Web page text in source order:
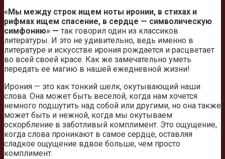
«Мы между строк ищем ноты иронии, в стихах и
рифмах ищем спасение, в сердце — символическую
симфонию» — так говорил один из классиков
литературы. И это не удивительно, ведь именно в
литературе и искусстве ирония рождается и расцветает
во всей своей красе. Как же замечательно уметь
передать ее магию в нашей ежедневной жизни!
Ирония — это как тонкий шелк, окутывающий наши
слова. Она может быть веселой, когда нам хочется
немного подшутить над собой или другими, но она также
может быть и нежной, когда мы окутываем
оскорбление в заботливый комплимент. Это ощущение,
когда слова проникают в самое сердце, оставляя
сладкое ощущение вдвое больше, чем просто
комплимент.